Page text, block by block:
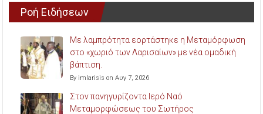
Ροή Ειδήσεων
Με λαμπρότητα εορτάστηκε η Μεταμόρφωση
στο «χωριό των Λαρισαίων» με νέα ομαδική
βάπτιση.
By imlarisis on Αυγ 7, 2026
Στον πανηγυρίζοντα Ιερό Ναό
Μεταμορφώσεως του Σωτήρος